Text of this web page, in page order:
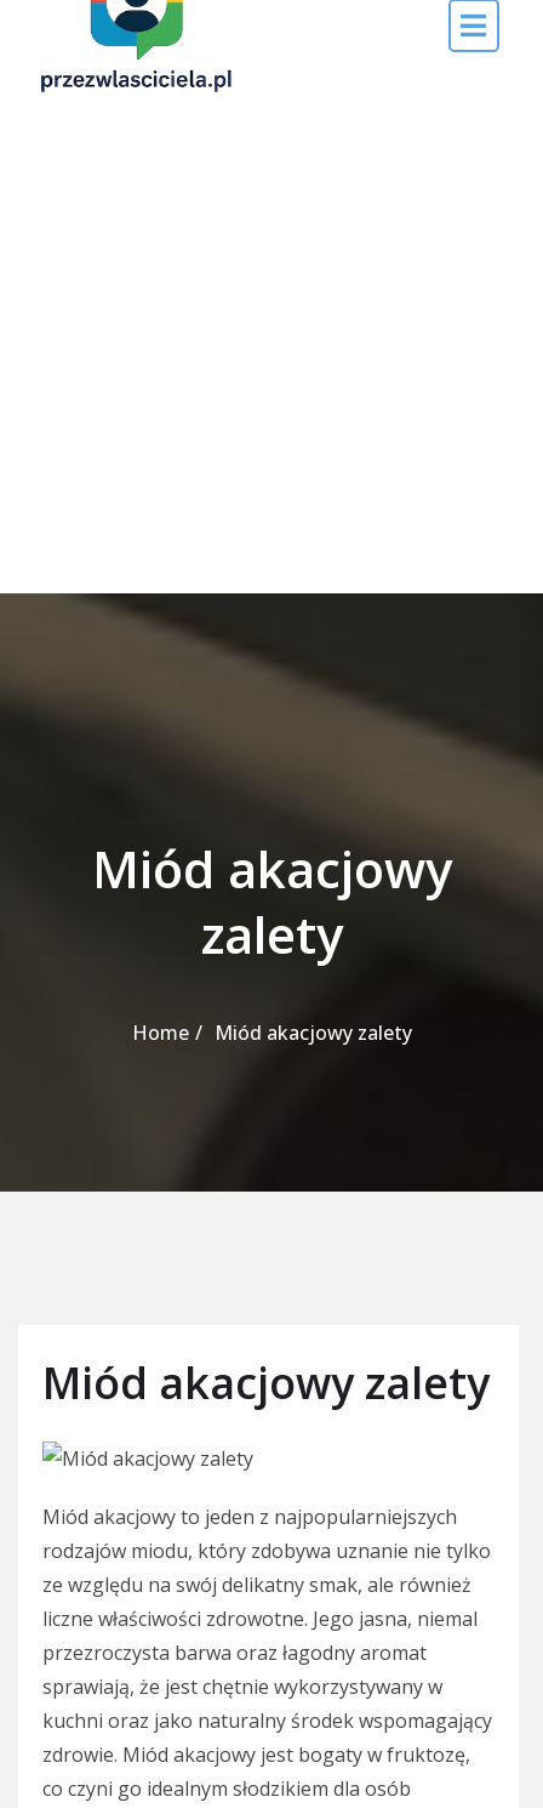
Miód akacjowy
zalety
Home Miód akacjowy zalety
Miód akacjowy zalety
Miód akacjowy to jeden z najpopularniejszych
rodzajów miodu, który zdobywa uznanie nie tylko
ze względu na swój delikatny smak, ale również
liczne właściwości zdrowotne. Jego jasna, niemal
przezroczysta barwa oraz łagodny aromat
sprawiają, że jest chętnie wykorzystywany w
kuchni oraz jako naturalny środek wspomagający
zdrowie. Miód akacjowy jest bogaty w fruktozę,
co czyni go idealnym słodzikiem dla osób